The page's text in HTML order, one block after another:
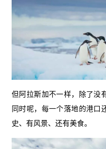
但阿拉斯加不一样，除了没
同时呢，每一个落地的港口
史、有风景、还有美食。